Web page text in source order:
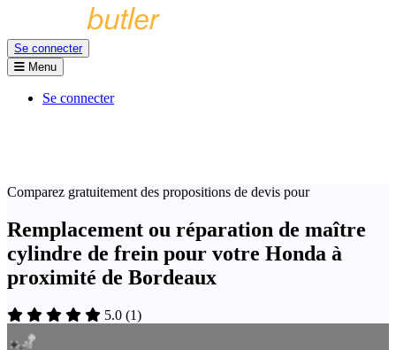
Se connecter
Menu
Se connecter
Comparez gratuitement des propositions de devis pour
Remplacement ou réparation de maître
cylindre de frein pour votre Honda à
proximité de Bordeaux
5.0 (1)